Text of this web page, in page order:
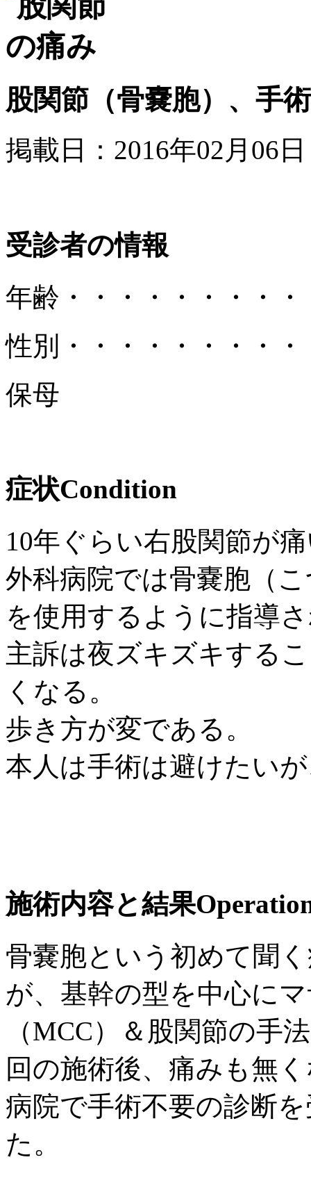
股関節（骨嚢胞）、手
掲載日：2016年02月06日
受診者の情報
年齢 ・・・・・・・・・
性別
・・・・・・・・・
保母
症状Condition
10年ぐらい右股関節が
外科病院では骨嚢胞（
を使用するように指導
主訴は夜ズキズキする
くなる。
歩き方が変である。
本人は手術は避けたい
施術内容と結果
骨嚢胞という初めて聞
が、基幹の型を中心に
（MCC）＆股関節の手
回の施術後、痛みも無
病院で手術不要の診断
た。